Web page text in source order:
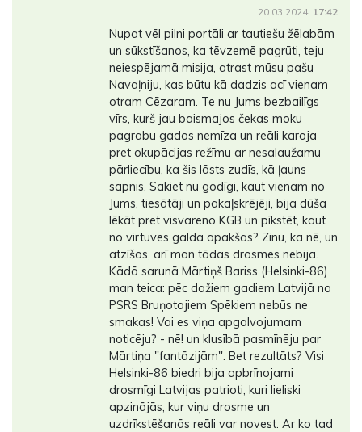
20.03.2024. 17:42
Nupat vēl pilni portāli ar tautiešu žēlabām
un sūkstīšanos, ka tēvzemē pagrūti, teju
neiespējamā misija, atrast mūsu pašu
Navaļniju, kas būtu kā dadzis acī vienam
otram Cēzaram. Te nu Jums bezbailīgs
vīrs, kurš jau baismajos čekas moku
pagrabu gados nemīza un reāli karoja
pret okupācijas režīmu ar nesalaužamu
pārliecību, ka šis lāsts zudīs, kā ļauns
sapnis. Sakiet nu godīgi, kaut vienam no
Jums, tiesātāji un pakaļskrējēji, bija dūša
lēkāt pret visvareno KGB un pīkstēt, kaut
no virtuves galda apakšas? Zinu, ka nē, un
atzīšos, arī man tādas drosmes nebija.
Kādā sarunā Mārtiņš Bariss (Helsinki-86)
man teica: pēc dažiem gadiem Latvijā no
PSRS Bruņotajiem Spēkiem nebūs ne
smakas! Vai es viņa apgalvojumam
noticēju? - nē! un klusībā pasmīnēju par
Mārtiņa "fantāzijām". Bet rezultāts? Visi
Helsinki-86 biedri bija apbrīnojami
drosmīgi Latvijas patrioti, kuri lieliski
apzinājās, kur viņu drosme un
uzdrīkstēšanās reāli var novest. Ar ko tad